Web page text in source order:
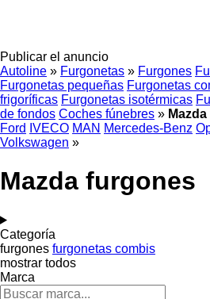
Publicar el anuncio
Autoline » Furgonetas » Furgones
Furgonetas pequeñas Furgonetas
frigoríficas Furgonetas isotérmicas
de fondos Coches fúnebres »
Ford IVECO MAN Mercedes-Benz
Volkswagen »
Mazda furgones
Categoría
furgones furgonetas combis
mostrar todos
Marca